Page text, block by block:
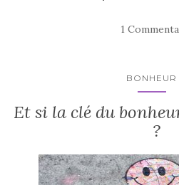
1
BONHEUR
Et si la clé du
?